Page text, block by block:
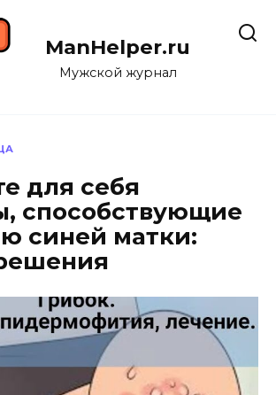
ManHelper.ru
Мужской журнал
для себя
способствующие
синей матки: